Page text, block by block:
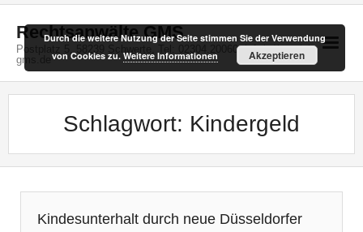
Skip
contentRechtsanwälte GMS
Postplatz 5, 58239 Schwerte, Tel: 02304.20060, info(at)kanzlei-
gms.de
Schlagwort: Kindergeld
Kindesunterhalt durch neue Düsseldorfer
Durch die weitere Nutzung der Seite stimmen Sie der Verwendung
von Cookies zu. Weitere Informationen Akzeptieren